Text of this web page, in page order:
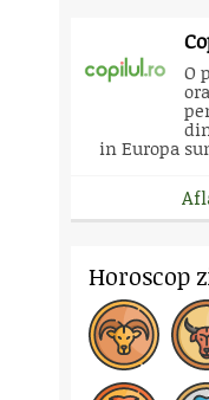
O
in Europa
Horoscop